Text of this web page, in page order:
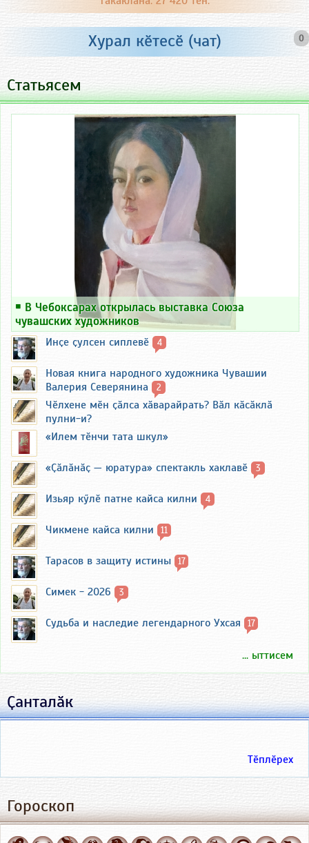
0
Хурал кӗтесӗ (чат)
Статьясем
￭ В Чебоксарах открылась выставка Союза
чувашских художников
Инҫе ҫулсен сиплевӗ 4
Новая книга народного художника Чувашии
Валерия Северянина
2
Чӗлхене мӗн ҫӑлса хӑварайрать? Вӑл кӑсӑклӑ
пулни-и?
«Илем тӗнчи тата шкул»
«Ҫӑлӑнӑҫ — юратура» спектакль хаклавӗ 3
Изьяр кӳлӗ патне кайса килни 4
Чикмене кайса килни 11
Тарасов в защиту истины 17
Симек - 2026 3
Судьба и наследие легендарного Ухсая 17
... ыттисем
Ҫанталӑк
Тӗплӗрех
Гороскоп